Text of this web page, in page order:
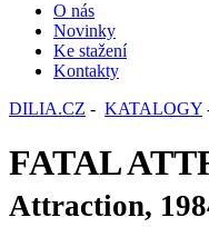
O nás
Novinky
Ke stažení
Kontakty
DILIA.CZ - KATALOGY
FATAL
Attraction,